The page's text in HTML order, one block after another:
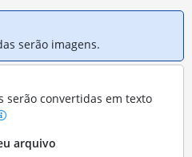
serão imagens.
serão convertidas em texto
arquivo